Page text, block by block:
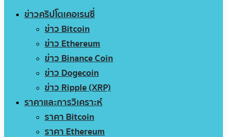
ข่าวคริปโตเคอเรนซี่
ข่าว Bitcoin
ข่าว Ethereum
ข่าว Binance Coin
ข่าว Dogecoin
ข่าว Ripple (XRP)
ราคาและการวิเคราะห์
ราคา Bitcoin
ราคา Ethereum